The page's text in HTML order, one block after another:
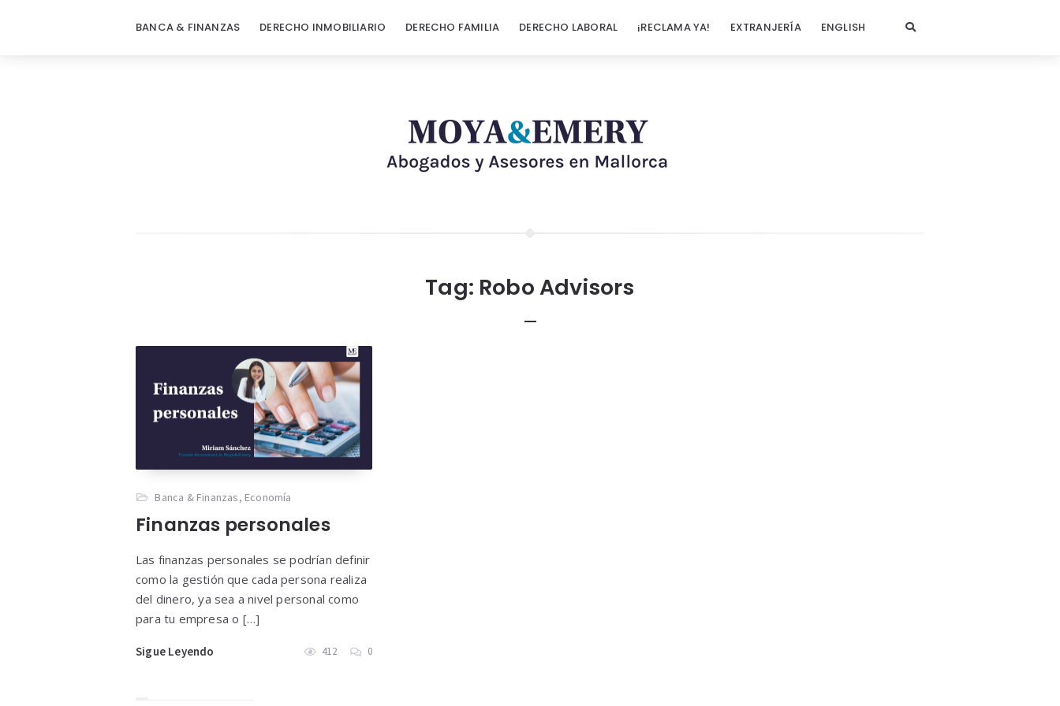
BANCA & FINANZAS DERECHO INMOBILIARIO DERECHO FAMILIA DERECHO LABORAL ¡RECLAMA YA! EXTRANJERÍA ENGLISH
Tag: Robo Advisors
Banca & Finanzas, Economía
Finanzas personales
Las finanzas personales se podrían definir
como la gestión que cada persona realiza
del dinero, ya sea a nivel personal como
para tu empresa o […]
Sigue Leyendo 412 0